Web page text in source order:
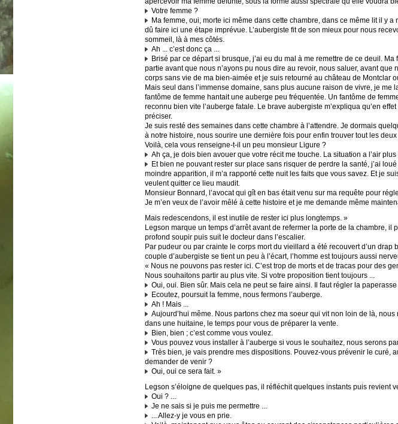
Votre femme ?
Ma femme, oui, morte ici même dans cette chambre, dans ce même lit il y
dû faire ici une étape imprévue. L’aubergiste fit de son mieux pour nous
sommeil, là à mes côtés.
Ah ... c’est donc ça ...
Brisé par ce départ si brusque, j’ai eu du mal à me remettre de ce deuil. Ma
partie avant que nous n’ayons pu nous dire au revoir, nous saluer, avant
corps sans vie de ma bien-aimée et je suis retourné au château de Montclar
Mais seul dans l’immense domaine, sans plus aucune raison de vivre, je
fantôme de femme hantait une auberge peu fréquentée. Un fantôme de
reconnu bien vite l’auberge fatale. Le brave aubergiste m’expliqua qu’en
préciser.
Je suis resté des semaines dans cette chambre à l’attendre. Je dormais
à notre histoire, nous sourire une dernière fois pour enfin trouver tout les
Voilà, cela vous renseigne-t-il un peu monsieur Ligure ?
Ah ça, je dois bien avouer que votre récit me touche. La situation a l’air
Et bien ne pouvant rester sur place sans risquer de perdre la santé, j’ai
moindre apparition, il m’a rapporté cette nuit les faits que vous savez. Et je
veulent quitter ce lieu maudit.
Monsieur Bonnard, l’avocat qui gît en bas était venu sur ma requête pour
Je m’en veux de l’avoir mêlé à cette histoire et je me demande même
Mais redescendons, il est inutile de rester ici plus longtemps. »
Legson marque un temps d’arrêt avant de refermer la porte de la chambre, il
profond soupir puis suit le docteur dans l’escalier.
Par pudeur ou par crainte le corps mort du vieillard a été recouvert d’un drap
couple d’aubergiste se tient un peu à l’écart, l’homme est toujours aussi
« Nous ne pouvons pas rester ici. C’est trop de morts et de tracas pour des
Nous souhaitons partir au plus vite. Si votre proposition tient toujours ...
Oui, oui. Bien sûr. Mais cela ne peut se faire ainsi. Il faut régler la paperasse
Ecoutez, poursuit la femme, nous fermons l’auberge.
Ah ! Mais ...
Aujourd’hui même. Nous partons chez ma soeur qui vit non loin de là, nous
dans une huitaine, le temps pour vous de préparer la vente.
Bien, bien ; c’est comme vous voulez.
Vous pouvez vous installer à l’auberge si vous le souhaitez, nous serons
Très bien, je vais prendre mes dispositions. Pouvez-vous prévenir le curé,
demander de venir ?
Oui, oui ce sera fait. »
Legson s’éloigne de quelques pas, il réfléchit quelques instants puis revient
Oui ? ...
Je ne sais si je puis me permettre ...
... Allez-y je vous en prie.